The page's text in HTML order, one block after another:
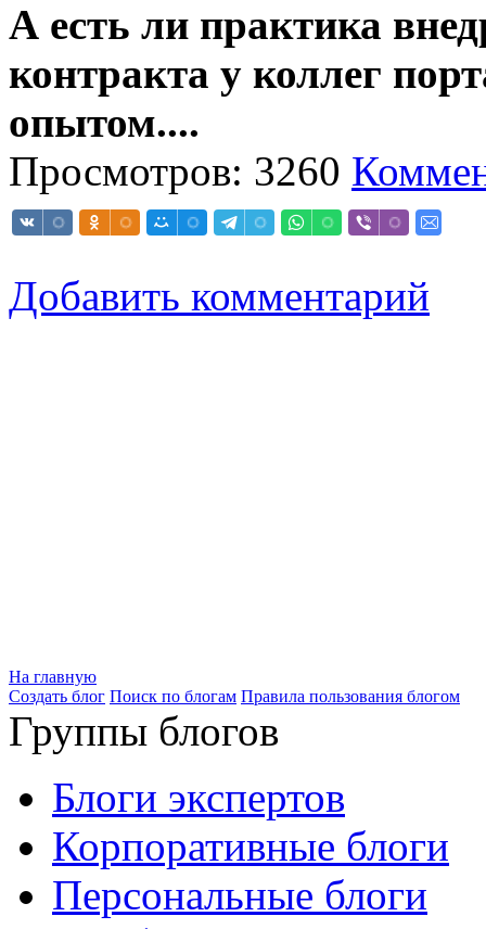
А есть ли практика
контракта у коллег
опытом....
Просмотров: 3260
Добавить комментарий
На главную
Создать блог Поиск по блогам Правила пользования блогом
Группы блогов
Блоги экспертов
Корпоративные блоги
Персональные блоги